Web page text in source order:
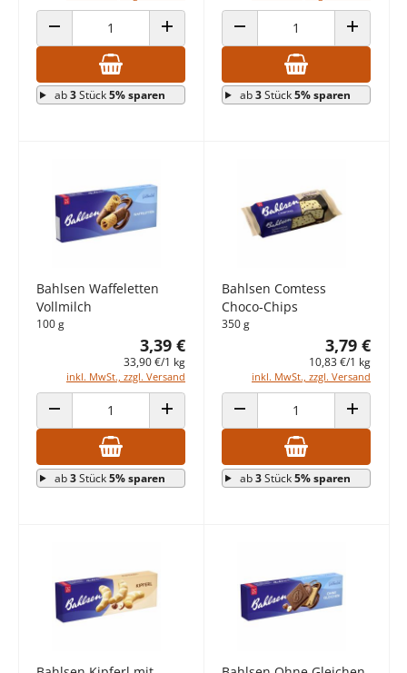
ANZAHL VERRINGERN ANZAHL ERHÖHEN
ab3Stück5% sparen
ANZAHL VERRINGERN ANZAHL
ab3Stück5% sparen
Bahlsen Waffeletten
Vollmilch
100 g
3,39 €
33,90 €/1 kg
inkl. MwSt., zzgl. Versand
ANZAHL VERRINGERN ANZAHL ERHÖHEN
ab3Stück5% sparen
Bahlsen Comtess
Choco-Chips
350 g
3,79 €
10,83 €/1 kg
inkl. MwSt., zzgl. Versand
ANZAHL VERRINGERN ANZAHL
ab3Stück5% sparen